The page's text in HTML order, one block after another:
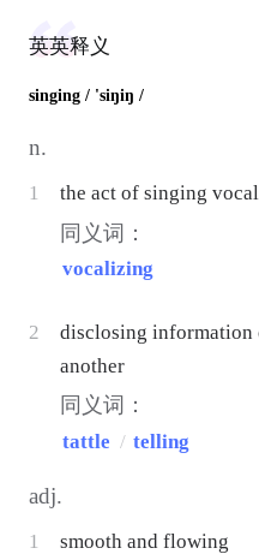
英英释义
singing / 'siŋiŋ /
n.
1 the act of singing
同义词：
vocalizing
2
disclosing information
another
同义词：
tattle / telling
adj.
1 smooth and flowing